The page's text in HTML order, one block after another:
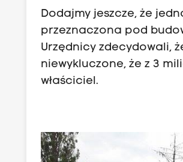
Dodajmy jeszcze, że
przeznaczona pod
Urzędnicy zdecydowali,
niewykluczone, że z 3
właściciel.